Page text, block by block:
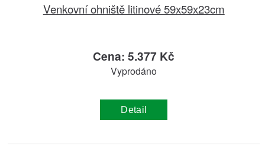
Venkovní ohniště litinové 59x59x23cm
Cena: 5.377 Kč
Vyprodáno
Detail